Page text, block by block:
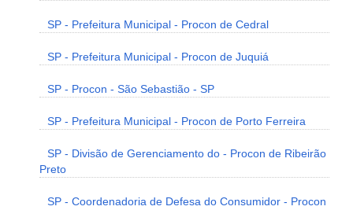
SP - Prefeitura Municipal - Procon de Cedral
SP - Prefeitura Municipal - Procon de Juquiá
SP - Procon - São Sebastião - SP
SP - Prefeitura Municipal - Procon de Porto Ferreira
SP - Divisão de Gerenciamento do - Procon de Ribeirão
Preto
SP - Coordenadoria de Defesa do Consumidor - Procon